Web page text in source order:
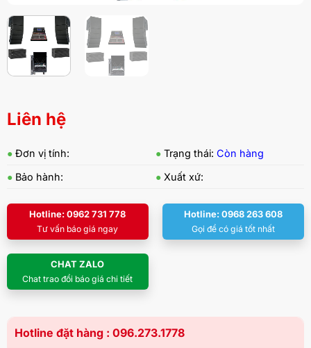
Liên hệ
● Đơn vị tính: ● Trạng thái: Còn hàng
● Bảo hành: ● Xuất xứ:
Hotline: 0962 731 778
Tư vấn báo giá ngay
Hotline: 0968 263 608
Gọi để có giá tốt nhất
CHAT ZALO
Chat trao đổi báo giá chi tiết
Hotline đặt hàng : 096.273.1778